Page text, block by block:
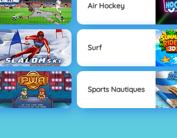
Air Hockey
Surf
Sports Nautiques